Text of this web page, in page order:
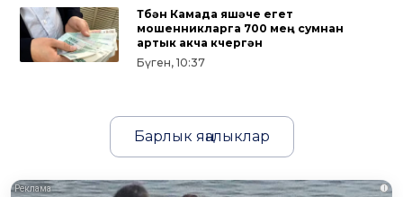
Түбән Камада яшәүче егет
мошенникларга 700 мең сумнан
артык акча күчергән
Бүген, 10:37
Барлык яңалыклар
i